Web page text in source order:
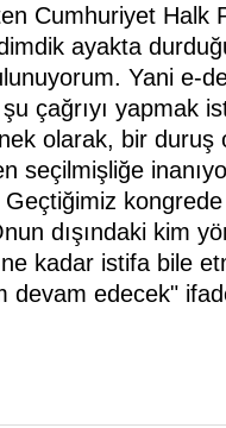
Cumhuriyet Halk
ayakta
Yani e-
çağrıyı yapmak
olarak, bir duruş
seçilmişliğe
dışındaki kim
kadar istifa bile
devam edecek"